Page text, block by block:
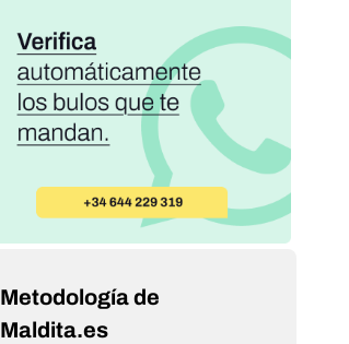
Metodología de
Maldita.es